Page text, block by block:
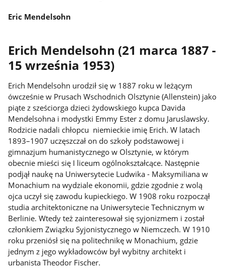
Eric Mendelsohn
Erich Mendelsohn (21 marca 1887 -
15 września 1953)
Erich Mendelsohn urodził się w 1887 roku w leżącym
ówcześnie w Prusach Wschodnich Olsztynie (Allenstein) jako
piąte z sześciorga dzieci żydowskiego kupca Davida
Mendelsohna i modystki Emmy Ester z domu Jaruslawsky.
Rodzicie nadali chłopcu niemieckie imię Erich. W latach
1893–1907 uczęszczał on do szkoły podstawowej i
gimnazjum humanistycznego w Olsztynie, w którym
obecnie mieści się I liceum ogólnokształcące. Następnie
podjął naukę na Uniwersytecie Ludwika - Maksymiliana w
Monachium na wydziale ekonomii, gdzie zgodnie z wolą
ojca uczył się zawodu kupieckiego. W 1908 roku rozpoczął
studia architektoniczne na Uniwersytecie Technicznym w
Berlinie. Wtedy też zainteresował się syjonizmem i został
członkiem Związku Syjonistycznego w Niemczech. W 1910
roku przeniósł się na politechnikę w Monachium, gdzie
jednym z jego wykładowców był wybitny architekt i
urbanista Theodor Fischer.